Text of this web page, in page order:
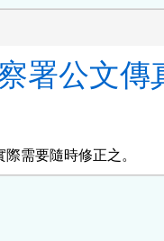
署公文傳